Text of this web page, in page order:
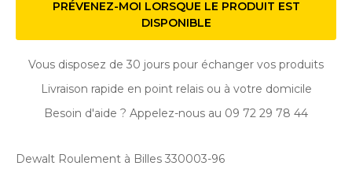
PRÉVENEZ-MOI LORSQUE LE PRODUIT EST
DISPONIBLE
Vous disposez de 30 jours pour échanger vos produits
Livraison rapide en point relais ou à votre domicile
Besoin d'aide ? Appelez-nous au 09 72 29 78 44
Dewalt Roulement à Billes 330003-96